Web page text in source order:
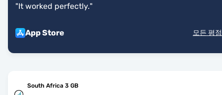
"It worked perfectly."
App Store 모든 평
South Africa 3 GB